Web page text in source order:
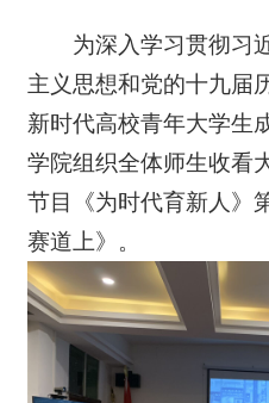
为深入学习贯彻习
主义思想和党的十九届
新时代高校青年大学生
学院组织全体师生收看
节目《为时代育新人》
赛道上》。